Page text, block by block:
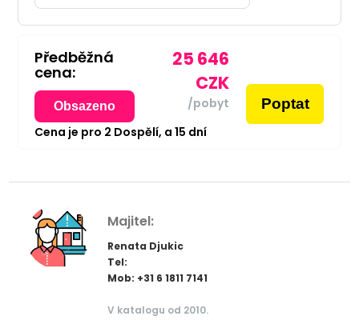
Předběžná
cena:
Obsazeno
25 646
CZK
/pobyt Poptat
Cena je pro 2 Dospělí, a 15 dní
Majitel:
Renata Djukic
Tel:
Mob: +31 6 1811 7141
V katalogu od 2010.